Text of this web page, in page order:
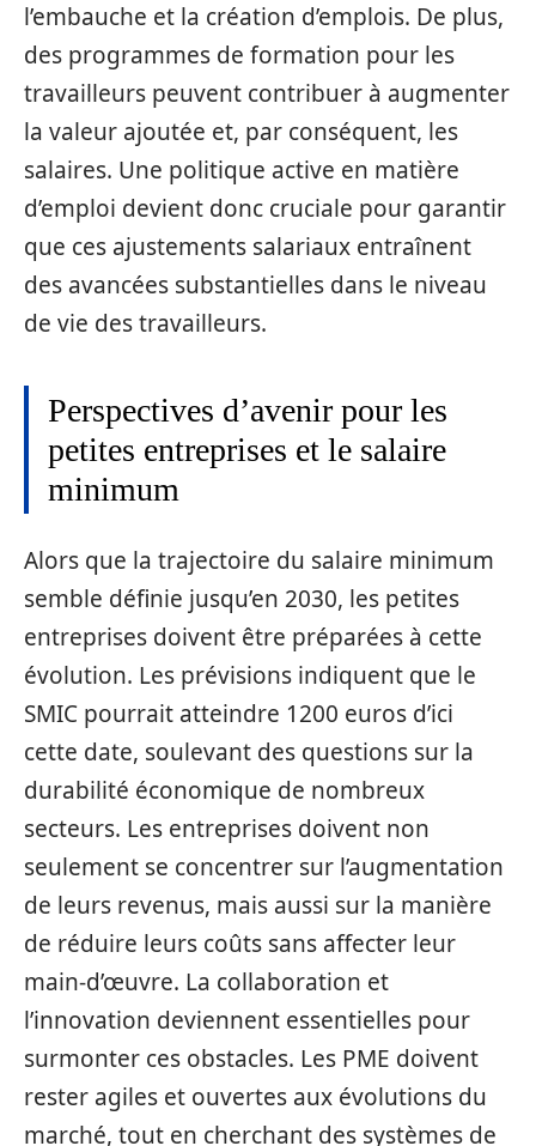
l’embauche et la création d’emplois. De plus,
des programmes de formation pour les
travailleurs peuvent contribuer à augmenter
la valeur ajoutée et, par conséquent, les
salaires. Une politique active en matière
d’emploi devient donc cruciale pour garantir
que ces ajustements salariaux entraînent
des avancées substantielles dans le niveau
de vie des travailleurs.
Perspectives d’avenir pour les
petites entreprises et le salaire
minimum
Alors que la trajectoire du salaire minimum
semble définie jusqu’en 2030, les petites
entreprises doivent être préparées à cette
évolution. Les prévisions indiquent que le
SMIC pourrait atteindre 1200 euros d’ici
cette date, soulevant des questions sur la
durabilité économique de nombreux
secteurs. Les entreprises doivent non
seulement se concentrer sur l’augmentation
de leurs revenus, mais aussi sur la manière
de réduire leurs coûts sans affecter leur
main-d’œuvre. La collaboration et
l’innovation deviennent essentielles pour
surmonter ces obstacles. Les PME doivent
rester agiles et ouvertes aux évolutions du
marché, tout en cherchant des systèmes de